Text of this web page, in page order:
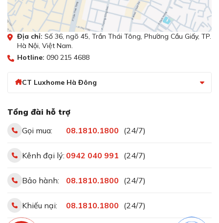
Địa chỉ: Số 36, ngõ 45, Trần Thái Tông, Phường Cầu Giấy, TP.
Hà Nội, Việt Nam.
Hotline: 090 215 4688
CT Luxhome Hà Đông
Tổng đài hỗ trợ
Gọi mua:
08.1810.1800 (24/7)
Kênh đại lý: 0942 040 991 (24/7)
Bảo hành: 08.1810.1800 (24/7)
Khiếu nại: 08.1810.1800 (24/7)